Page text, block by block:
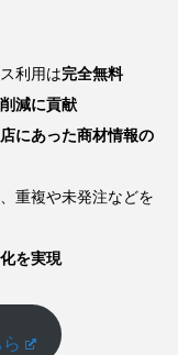
利用は完全無料
減に貢献
にあった商材情報の
重複や未発注などを
を実現